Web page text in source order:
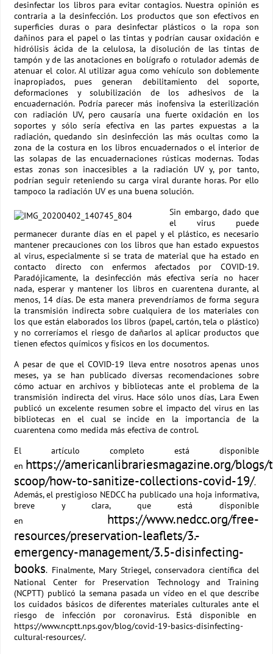
desinfectar los libros para evitar contagios. Nuestra opinión es
contraria a la desinfección. Los productos que son efectivos en
superficies duras o para desinfectar plásticos o la ropa son
dañinos para el papel o las tintas y podrían causar oxidación e
hidrólisis ácida de la celulosa, la disolución de las tintas de
tampón y de las anotaciones en bolígrafo o rotulador además de
atenuar el color. Al utilizar agua como vehículo son doblemente
inapropiados, pues generan debilitamiento del soporte,
deformaciones y solubilización de los adhesivos de la
encuadernación. Podría parecer más inofensiva la esterilización
con radiación UV, pero causaría una fuerte oxidación en los
soportes y sólo sería efectiva en las partes expuestas a la
radiación, quedando sin desinfección las más ocultas como la
zona de la costura en los libros encuadernados o el interior de
las solapas de las encuadernaciones rústicas modernas. Todas
estas zonas son inaccesibles a la radiación UV y, por tanto,
podrían seguir reteniendo su carga viral durante horas. Por ello
tampoco la radiación UV es una buena solución.
Sin embargo, dado que
el virus puede
permanecer durante días en el papel y el plástico, es necesario
mantener precauciones con los libros que han estado expuestos
al virus, especialmente si se trata de material que ha estado en
contacto directo con enfermos afectados por COVID-19.
Paradójicamente, la desinfección más efectiva sería no hacer
nada, esperar y mantener los libros en cuarentena durante, al
menos, 14 días. De esta manera prevendríamos de forma segura
la transmisión indirecta sobre cualquiera de los materiales con
los que están elaborados los libros (papel, cartón, tela o plástico)
y no correríamos el riesgo de dañarlos al aplicar productos que
tienen efectos químicos y físicos en los documentos.
A pesar de que el COVID-19 lleva entre nosotros apenas unos
meses, ya se han publicado diversas recomendaciones sobre
cómo actuar en archivos y bibliotecas ante el problema de la
transmisión indirecta del virus. Hace sólo unos días, Lara Ewen
publicó un excelente resumen sobre el impacto del virus en las
bibliotecas en el cual se incide en la importancia de la
cuarentena como medida más efectiva de control.
El artículo completo está disponible
en https://americanlibrariesmagazine.org/
scoop/how-to-sanitize-collections-covid-19/.
Además, el prestigioso NEDCC ha publicado una hoja informativa,
breve y clara, que está disponible
en https://www.nedcc.org/free-
resources/preservation-leaflets/3.-
emergency-management/3.5-disinfecting-
books. Finalmente, Mary Striegel, conservadora científica del
National Center for Preservation Technology and Training
(NCPTT) publicó la semana pasada un vídeo en el que describe
los cuidados básicos de diferentes materiales culturales ante el
riesgo de infección por coronavirus. Está disponible en
https://www.ncptt.nps.gov/blog/covid-19-basics-disinfecting-
cultural-resources/.